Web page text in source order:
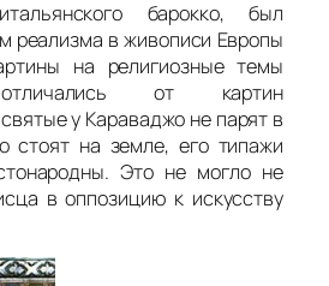
барокко, был
реализма в живописи Европы
на религиозные темы
от картин
у Караваджо не парят в
стоят на земле, его типажи
Это не могло не
в оппозицию к искусству